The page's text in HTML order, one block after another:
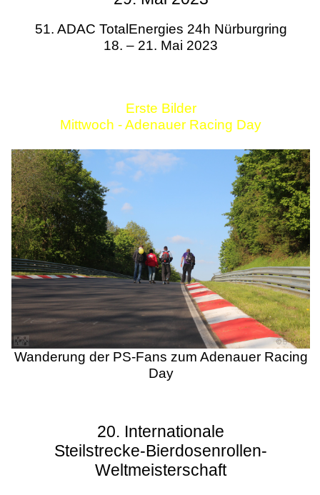
51. ADAC TotalEnergies 24h Nürburgring
18. – 21. Mai 2023
Erste Bilder
Mittwoch - Adenauer Racing Day
Wanderung der PS-Fans zum Adenauer Racing
Day
20. Internationale
Steilstrecke-Bierdosenrollen-
Weltmeisterschaft